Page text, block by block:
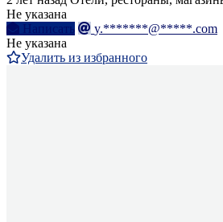
Не указана
Написать
y.*******@*****.com
Не указана
Удалить из избранного